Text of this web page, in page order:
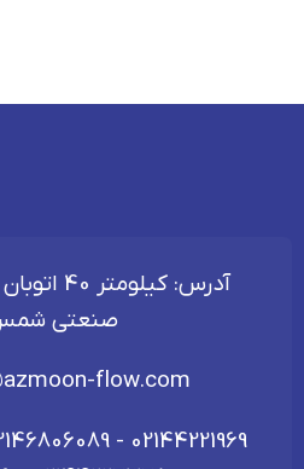
آدرس:
صنعتی شمس
flow.com
02144221969
-